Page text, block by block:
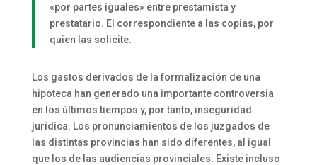
«por partes iguales» entre prestamista y
prestatario. El correspondiente a las copias, por
quien las solicite.
Los gastos derivados de la formalización de una
hipoteca han generado una importante controversia
en los últimos tiempos y, por tanto, inseguridad
jurídica. Los pronunciamientos de los juzgados de
las distintas provincias han sido diferentes, al igual
que los de las audiencias provinciales. Existe incluso